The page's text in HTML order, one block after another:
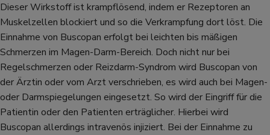
Dieser Wirkstoff ist krampflösend, indem er Rezeptoren an
Muskelzellen blockiert und so die Verkrampfung dort löst. Die
Einnahme von Buscopan erfolgt bei leichten bis mäßigen
Schmerzen im Magen-Darm-Bereich. Doch nicht nur bei
Regelschmerzen oder Reizdarm-Syndrom wird Buscopan von
der Ärztin oder vom Arzt verschrieben, es wird auch bei Magen-
oder Darmspiegelungen eingesetzt. So wird der Eingriff für die
Patientin oder den Patienten erträglicher. Hierbei wird
Buscopan allerdings intravenös injiziert. Bei der Einnahme zu